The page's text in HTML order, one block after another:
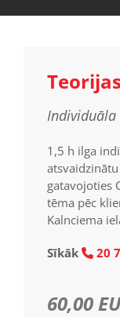
1,5 h ilga
gatavojoties
tēma pēc
Kalnciema
Sīkāk  20
60,00